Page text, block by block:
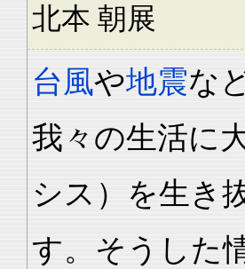
北本 朝展
台風や地震な
我々の生活に
シス）を生き
す。そうした